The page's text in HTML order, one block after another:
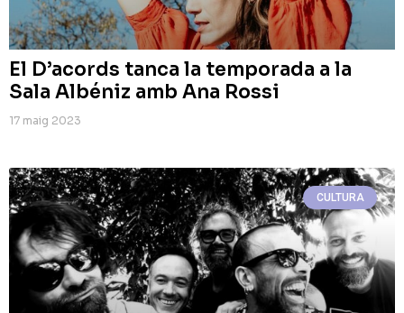
El D’acords tanca la temporada a la
Sala Albéniz amb Ana Rossi
17 maig 2023
CULTURA